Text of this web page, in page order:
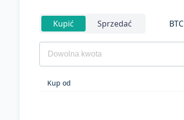
Kupić Sprzedać BTC
Kup od